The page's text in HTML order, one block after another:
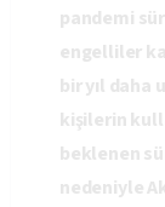
pandemi
engelliler
bir yıl daha
kişilerin
beklenen
nedeniyle